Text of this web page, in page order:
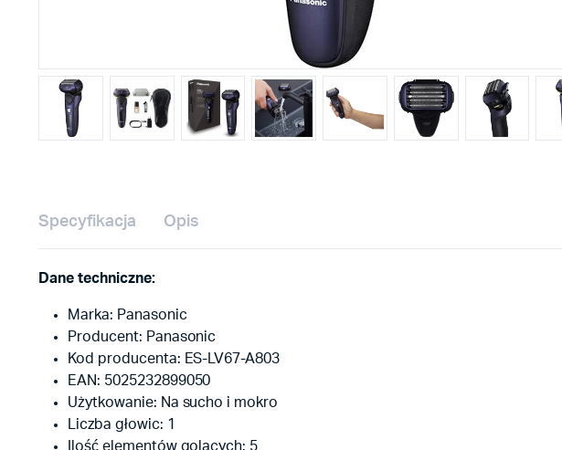
Specyfikacja Opis
Dane techniczne:
Marka: Panasonic
Producent: Panasonic
Kod producenta: ES-LV67-A803
EAN: 5025232899050
Użytkowanie: Na sucho i mokro
Liczba głowic: 1
Ilość elementów golących: 5